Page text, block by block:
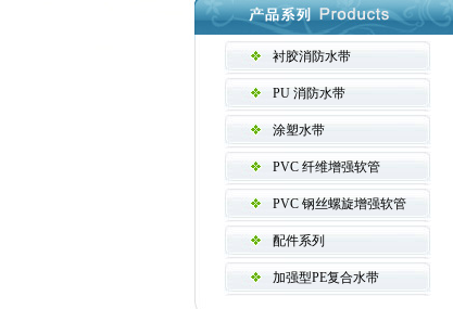
衬胶消防水带
PU 消防水带
涂塑水带
PVC 纤维增强软管
PVC 钢丝螺旋增强软管
配件系列
加强型PE复合水带